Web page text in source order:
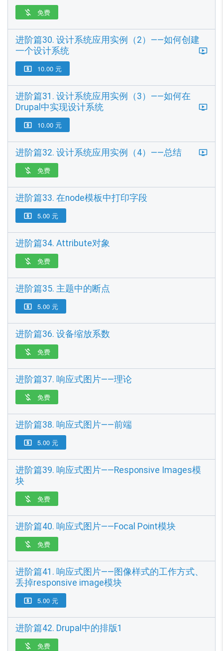
 免费
进阶篇30. 设计系统应用实例（2）——如何创建
一个设计系统
 10.00 元
进阶篇31. 设计系统应用实例（3）——如何在
Drupal中实现设计系统
 10.00 元
进阶篇32. 设计系统应用实例（4）——总结
 免费
进阶篇33. 在node模板中打印字段
 5.00 元
进阶篇34. Attribute对象
 免费
进阶篇35. 主题中的断点
 5.00 元
进阶篇36. 设备缩放系数
 免费
进阶篇37. 响应式图片——理论
 免费
进阶篇38. 响应式图片——前端
 5.00 元
进阶篇39. 响应式图片——Responsive Images模
块
 免费
进阶篇40. 响应式图片——Focal Point模块
 免费
进阶篇41. 响应式图片——图像样式的工作方式、
丢掉responsive image模块
 5.00 元
进阶篇42. Drupal中的排版1
 免费